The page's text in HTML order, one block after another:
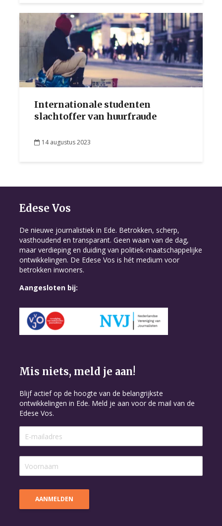
Internationale studenten
slachtoffer van huurfraude
14 augustus 2023
Edese Vos
De nieuwe journalistiek in Ede. Betrokken, scherp,
vasthoudend en transparant. Geen waan van de dag,
maar verdieping en duiding van politiek-maatschappelijke
ontwikkelingen. De Edese Vos is hét medium voor
betrokken inwoners.
Aangesloten bij:
Mis niets, meld je aan!
Blijf actief op de hoogte van de belangrijkste
ontwikkelingen in Ede. Meld je aan voor de mail van de
Edese Vos.